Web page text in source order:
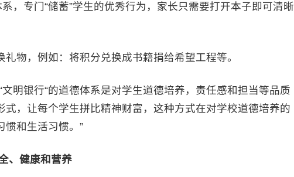
专门“储蓄”学生的优秀行为，家长只需要打开本子即可清晰
，例如：将积分兑换成书籍捐给希望工程等。
银行“的道德体系是对学生道德培养，责任感和担当等品质
，让每个学生拼比精神财富，这种方式在对学校道德培养的
惯和生活习惯。”
、健康和营养